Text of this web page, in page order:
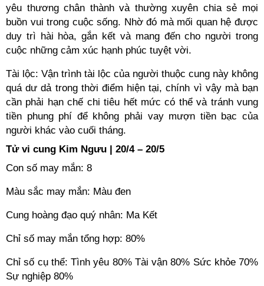
yêu thương chân thành và thường xuyên chia sẻ mọi
buồn vui trong cuộc sống. Nhờ đó mà mối quan hệ được
duy trì hài hòa, gắn kết và mang đến cho người trong
cuộc những cảm xúc hạnh phúc tuyệt vời.
Tài lộc: Vận trình tài lộc của người thuộc cung này không
quá dư dả trong thời điểm hiện tại, chính vì vậy mà bạn
cần phải hạn chế chi tiêu hết mức có thể và tránh vung
tiền phung phí để không phải vay mượn tiền bạc của
người khác vào cuối tháng.
Tử vi cung Kim Ngưu | 20/4 – 20/5
Con số may mắn: 8
Màu sắc may mắn: Màu đen
Cung hoàng đạo quý nhân: Ma Kết
Chỉ số may mắn tổng hợp: 80%
Chỉ số cụ thể: Tình yêu 80% Tài vận 80% Sức khỏe 70%
Sự nghiệp 80%